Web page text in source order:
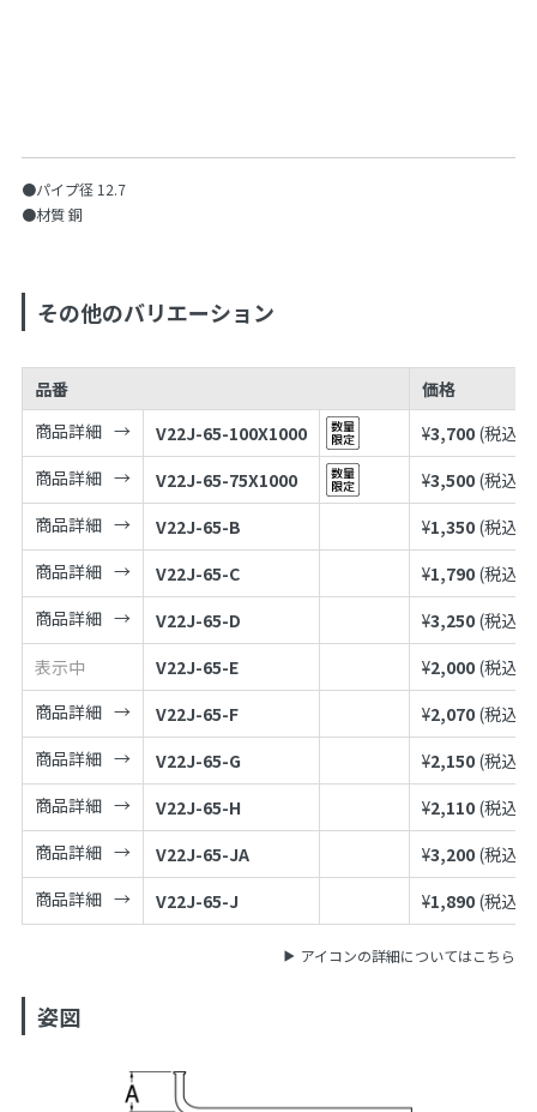
●パイプ径 12.7
●材質 銅
その他のバリエーション
品番
価格
商品詳細
V22J-65-100X1000 ¥3,700 (税込¥
商品詳細
V22J-65-75X1000 ¥3,500 (税込¥
商品詳細
V22J-65-B ¥1,350 (税込¥
商品詳細
V22J-65-C ¥1,790 (税込¥
商品詳細
V22J-65-D ¥3,250 (税込¥
表示中
V22J-65-E ¥2,000 (税込¥
商品詳細
V22J-65-F ¥2,070 (税込¥
商品詳細
V22J-65-G ¥2,150 (税込¥
商品詳細
V22J-65-H ¥2,110 (税込¥
商品詳細
V22J-65-JA ¥3,200 (税込¥
商品詳細
V22J-65-J ¥1,890 (税込¥
アイコンの詳細についてはこちら
姿図